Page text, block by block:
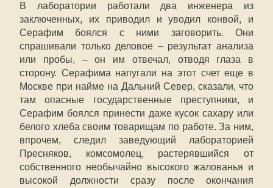
В лаборатории работали два инженера из
заключенных, их приводил и уводил конвой, и
Серафим боялся с ними заговорить. Они
спрашивали только деловое – результат анализа
или пробы, – он им отвечал, отводя глаза в
сторону. Серафима напугали на этот счет еще в
Москве при найме на Дальний Север, сказали, что
там опасные государственные преступники, и
Серафим боялся принести даже кусок сахару или
белого хлеба своим товарищам по работе. За ним,
впрочем, следил заведующий лабораторией
Пресняков, комсомолец, растерявшийся от
собственного необычайно высокого жалованья и
высокой должности сразу после окончания